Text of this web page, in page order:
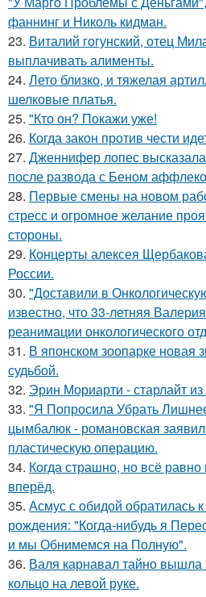
фаннинг и Николь кидман.
23. Виталий гогунский, отец
выплачивать алименты.
24. Лето близко, и тяжелая
шелковые платья.
25. "Кто он? Покажи уже!
26. Когда закон против чести
27. Дженнифер лопес
после развода с Беном
28. Первые смены на новом
стресс и огромное желание
стороны.
29. Концерты алексея
России.
30. "Доставили в
известно, что 33-летняя
реанимации онкологического
31. В японском зоопарке новая
судьбой.
32. Эрин Мориарти - старлайт
33. "Я Попросила Убрать
цымбалюк - романовская
пластическую операцию.
34. Когда страшно, но всё
вперёд.
35. Асмус с обидой обратилась
рождения: "Когда-нибудь я
и мы Обнимемся на Полную".
36. Валя карнавал тайно вышла
кольцо на левой руке.